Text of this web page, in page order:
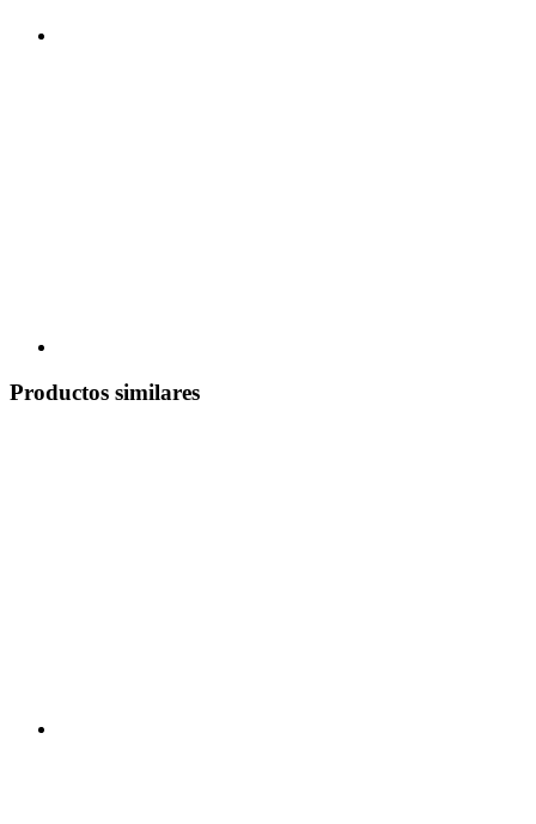
Productos similares